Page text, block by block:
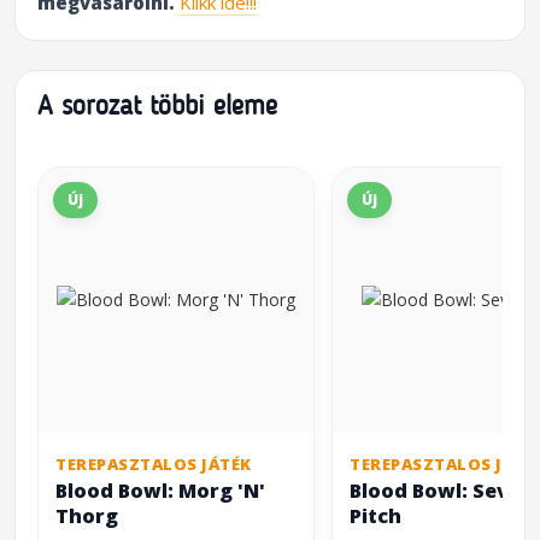
A sorozat többi eleme
Új
TEREPASZTALOS JÁTÉK
Blood Bowl: Morg 'N'
Thorg
Új
TEREPASZTALOS
Blood Bowl:
Pitch